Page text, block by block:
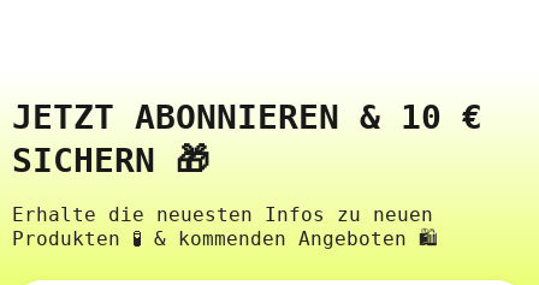
JETZT ABONNIEREN & 10 €
SICHERN 🎁
Erhalte die neuesten Infos zu neuen
Produkten 🧪 & kommenden Angeboten 🛍️